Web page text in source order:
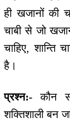
ही खजानों की
चाबी से जो
चाहिए, शान्ति
है।
प्रश्न:- कौन
शक्तिशाली बन